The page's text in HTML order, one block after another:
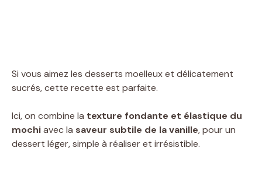
Si vous aimez les desserts moelleux et délicatement
sucrés, cette recette est parfaite.
Ici, on combine la texture fondante et élastique du
mochiavec la saveur subtile de la vanille, pour un
dessert léger, simple à réaliser et irrésistible.